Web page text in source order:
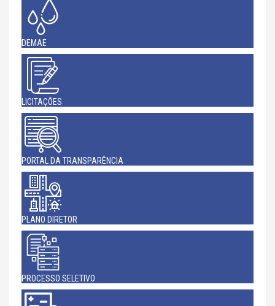
DEMAE
LICITAÇÕES
PORTAL DA TRANSPARÊNCIA
PLANO DIRETOR
PROCESSO SELETIVO